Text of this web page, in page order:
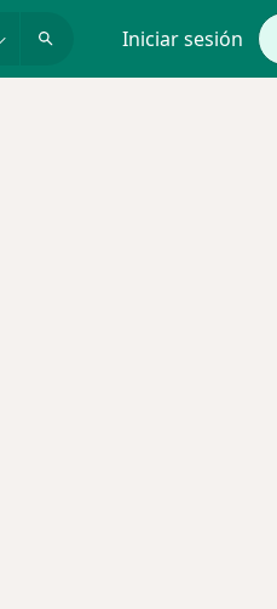
Iniciar sesión